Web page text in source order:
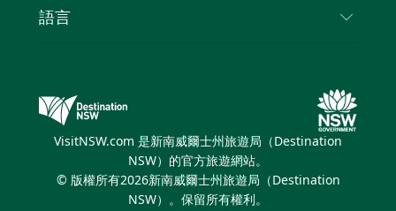
活動
新南威爾士州的商業
新南威爾士州旅遊局（Destination NSW）媒體中
繽紛雪梨燈光音樂節
語言
VisitNSW.com 是新南威爾士州旅遊局（Destination
NSW）的官方旅遊網站。
© 版權所有2026新南威爾士州旅遊局（Destination
NSW）。保留所有權利。